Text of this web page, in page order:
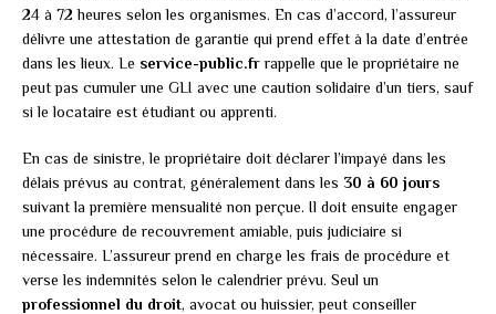
24 à 72 heures selon les organismes. En cas d’accord, l’assureur
délivre une attestation de garantie qui prend effet à la date d’entrée
dans les lieux. Le service-public.frrappelle que le propriétaire ne
peut pas cumuler une GLI avec une caution solidaire d’un tiers, sauf
si le locataire est étudiant ou apprenti.
En cas de sinistre, le propriétaire doit déclarer l’impayé dans les
délais prévus au contrat, généralement dans les 30 à 60 jours
suivant la première mensualité non perçue. Il doit ensuite engager
une procédure de recouvrement amiable, puis judiciaire si
nécessaire. L’assureur prend en charge les frais de procédure et
verse les indemnités selon le calendrier prévu. Seul un
professionnel du droit, avocat ou huissier, peut conseiller